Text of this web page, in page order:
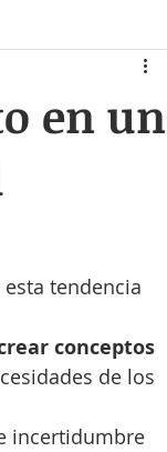
en un
esta tendencia
conceptos
de los
incertidumbre